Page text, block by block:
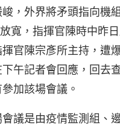
，外界將矛頭指向機
放寬，指揮官陳時中昨
官陳宗彥所主持，遭
午記者會回應，回去
加該場會議。
議是由疫情監測組、